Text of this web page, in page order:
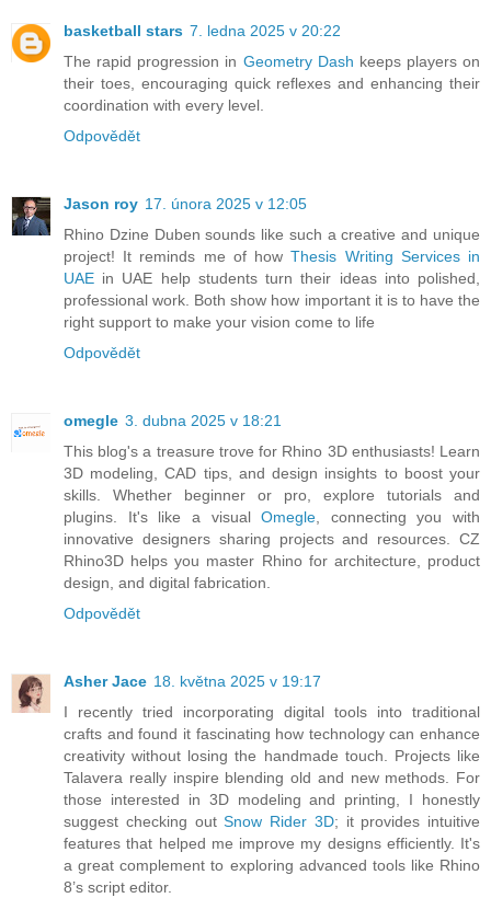
basketball stars 7. ledna 2025 v 20:22
The rapid progression in Geometry Dash keeps players on
their toes, encouraging quick reflexes and enhancing their
coordination with every level.
Odpovědět
Jason roy 17. února 2025 v 12:05
Rhino Dzine Duben sounds like such a creative and unique
project! It reminds me of howThesis Writing Services in
UAE in UAE help students turn their ideas into polished,
professional work. Both show how important it is to have the
right support to make your vision come to life
Odpovědět
omegle 3. dubna 2025 v 18:21
This blog's a treasure trove for Rhino 3D enthusiasts! Learn
3D modeling, CAD tips, and design insights to boost your
skills. Whether beginner or pro, explore tutorials and
plugins. It's like a visualOmegle, connecting you with
innovative designers sharing projects and resources. CZ
Rhino3D helps you master Rhino for architecture, product
design, and digital fabrication.
Odpovědět
Asher Jace 18. května 2025 v 19:17
I recently tried incorporating digital tools into traditional
crafts and found it fascinating how technology can enhance
creativity without losing the handmade touch. Projects like
Talavera really inspire blending old and new methods. For
those interested in 3D modeling and printing, I honestly
suggest checking outSnow Rider 3D; it provides intuitive
features that helped me improve my designs efficiently. It's
a great complement to exploring advanced tools like Rhino
8’s script editor.